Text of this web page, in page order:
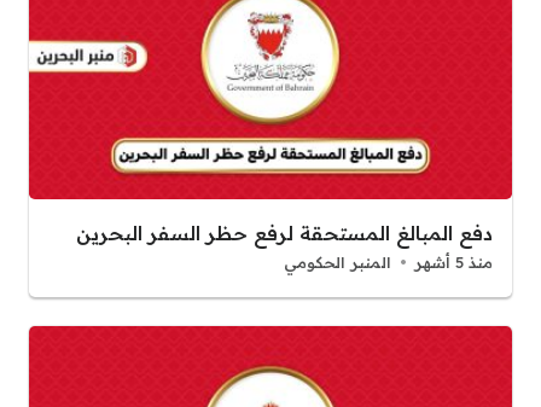
دفع المبالغ المستحقة لرفع حظر السفر البحرين
منذ 5 أشهر المنبر الحكومي